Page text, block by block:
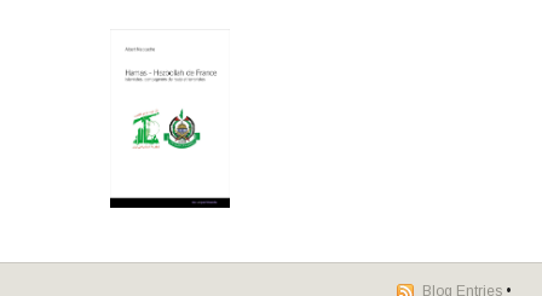
Blog Entries •